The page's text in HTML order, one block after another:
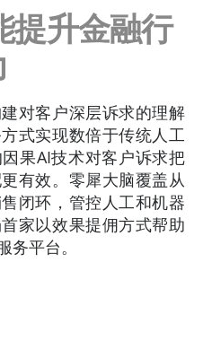
提升金融行
对客户深层诉求的理解
式实现数倍于传统人工
果AI技术对客户诉求把
有效。零犀大脑覆盖从
闭环，管控人工和机器
家以效果提佣方式帮助
平台。